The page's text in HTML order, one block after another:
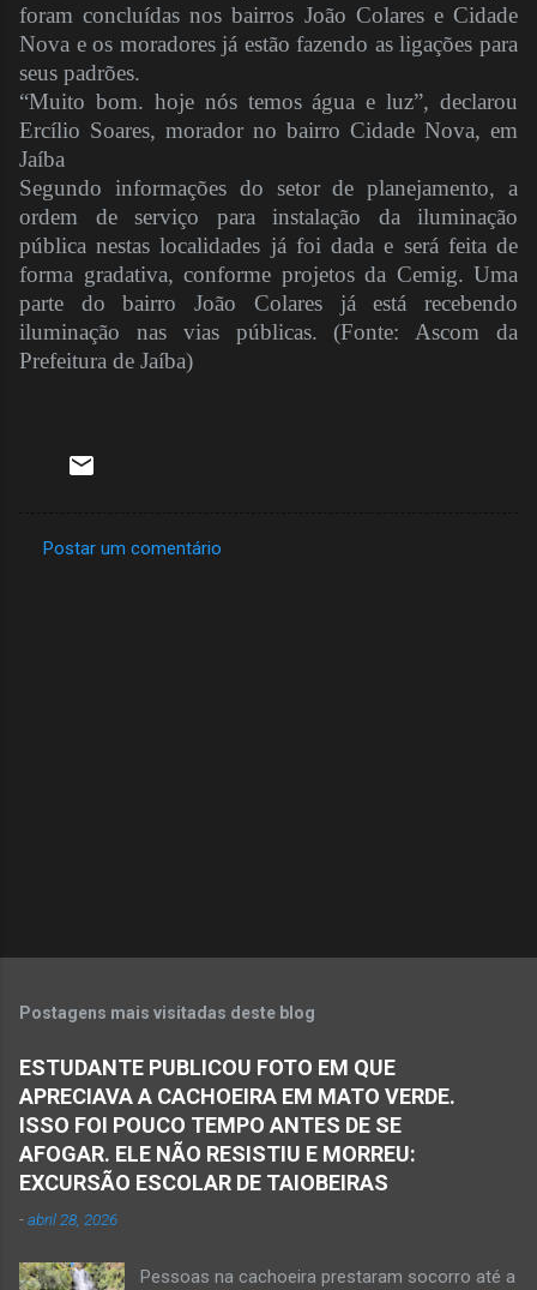
foram concluídas nos bairros João Colares e Cidade
Nova e os moradores já estão fazendo as ligações para
seus padrões.
“Muito bom. hoje nós temos água e luz”, declarou
Ercílio Soares, morador no bairro Cidade Nova, em
Jaíba
Segundo informações do setor de planejamento, a
ordem de serviço para instalação da iluminação
pública nestas localidades já foi dada e será feita de
forma gradativa, conforme projetos da Cemig. Uma
parte do bairro João Colares já está recebendo
iluminação nas vias públicas. (Fonte: Ascom da
Prefeitura de Jaíba)
Postar um comentário
Postagens mais visitadas deste blog
ESTUDANTE PUBLICOU FOTO EM QUE
APRECIAVA A CACHOEIRA EM MATO VERDE.
ISSO FOI POUCO TEMPO ANTES DE SE
AFOGAR. ELE NÃO RESISTIU E MORREU:
EXCURSÃO ESCOLAR DE TAIOBEIRAS
-abril 28, 2026
Pessoas na cachoeira prestaram socorro até a